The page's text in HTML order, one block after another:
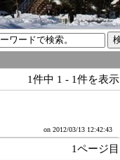
1件中 1 - 1件を表示
on 2012/03/13 12:42:43
1ページ目